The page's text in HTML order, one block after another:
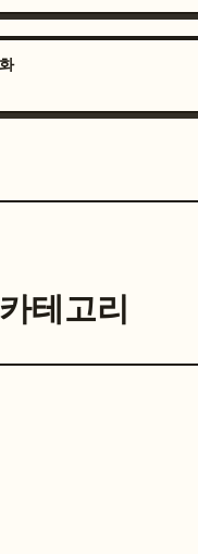
테고리